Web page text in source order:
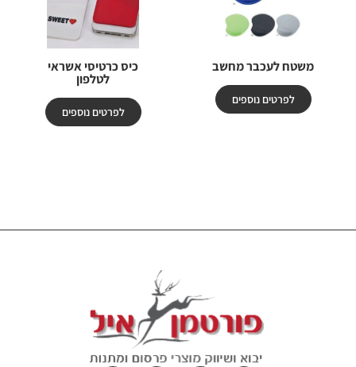
משטח לעכבר מחשב
לפרטים נוספים
כיס כרטיסי אשראי
לטלפון
לפרטים נוספים